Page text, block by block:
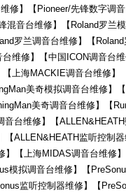
修】【Pioneer/先锋数字调
混音台维修】【Roland罗兰
罗兰调音台维修】【
台维修】【中国ICON调音台
上海MACKIE调音台维修
美奇模拟调音台维修】
美奇调音台维修】【
台维修】【
ALLEN&HEATH监听控制
】【上海MIDAS调音台维修
模拟调音台维修】【
监听控制器维修】【